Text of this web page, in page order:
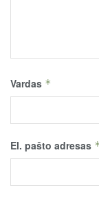
Vardas *
El. pašto adresas *